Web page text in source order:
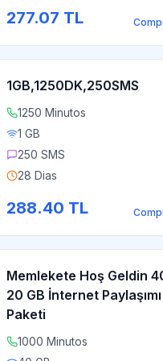
277.07 TL
1GB,1250DK,250SMS
1250 Minutos
1 GB
250 SMS
28 Dias
288.40 TL
Memlekete Hoş Geldin
20 GB İnternet Paylaşımı
Paketi
1000 Minutos